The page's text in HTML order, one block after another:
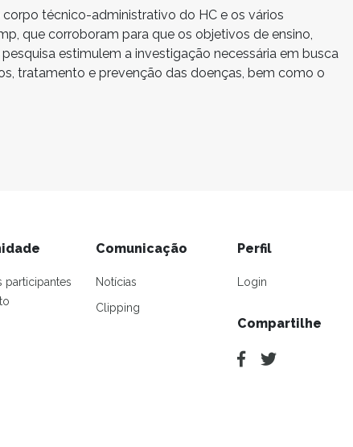
técnico-administrativo do HC e os vários
que corroboram para que os objetivos de ensino,
estimulem a investigação necessária em busca
tratamento e prevenção das doenças, bem como o
participantes
Comunicação
Notícias
Clipping
Perfil
Login
Compartilhe